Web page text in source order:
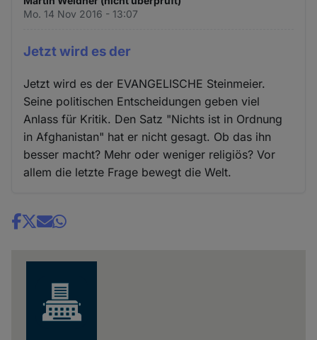
Mo. 14 Nov 2016 - 13:07
Jetzt wird es der
Jetzt wird es der EVANGELISCHE Steinmeier.
Seine politischen Entscheidungen geben viel
Anlass für Kritik. Den Satz "Nichts ist in Ordnung
in Afghanistan" hat er nicht gesagt. Ob das ihn
besser macht? Mehr oder weniger religiös? Vor
allem die letzte Frage bewegt die Welt.
Share